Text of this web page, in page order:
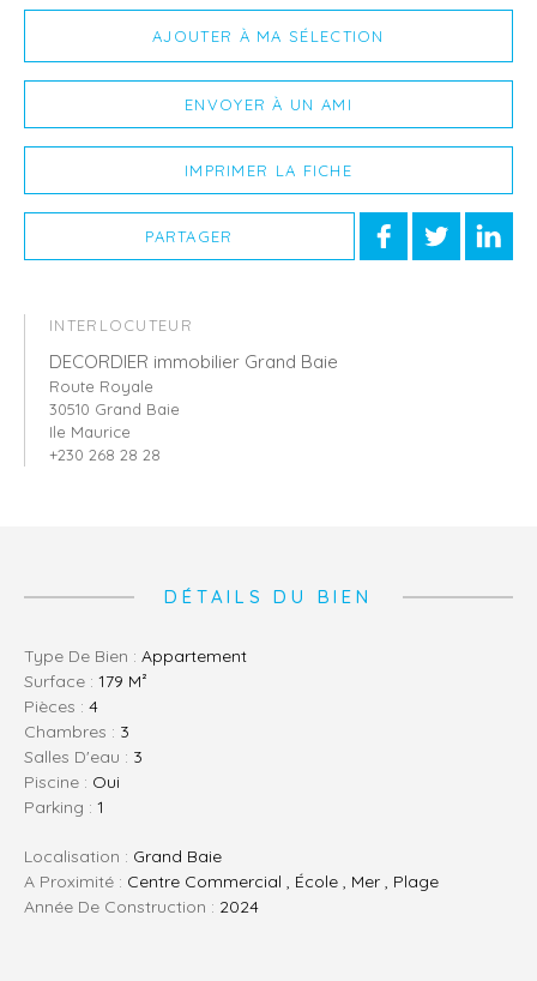
AJOUTER À MA SÉLECTION
ENVOYER À UN AMI
IMPRIMER LA FICHE
PARTAGER
INTERLOCUTEUR
DECORDIER immobilier Grand Baie
Route Royale
30510 Grand Baie
Ile Maurice
+230 268 28 28
DÉTAILS DU BIEN
Type De Bien : Appartement
Surface : 179 M²
Pièces : 4
Chambres : 3
Salles D'eau : 3
Piscine : Oui
Parking : 1
Localisation : Grand Baie
A Proximité : Centre Commercial , École , Mer , Plage
Année De Construction : 2024